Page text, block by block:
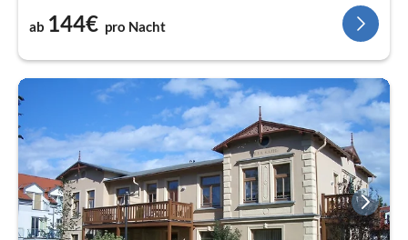
ab 144€ pro Nacht